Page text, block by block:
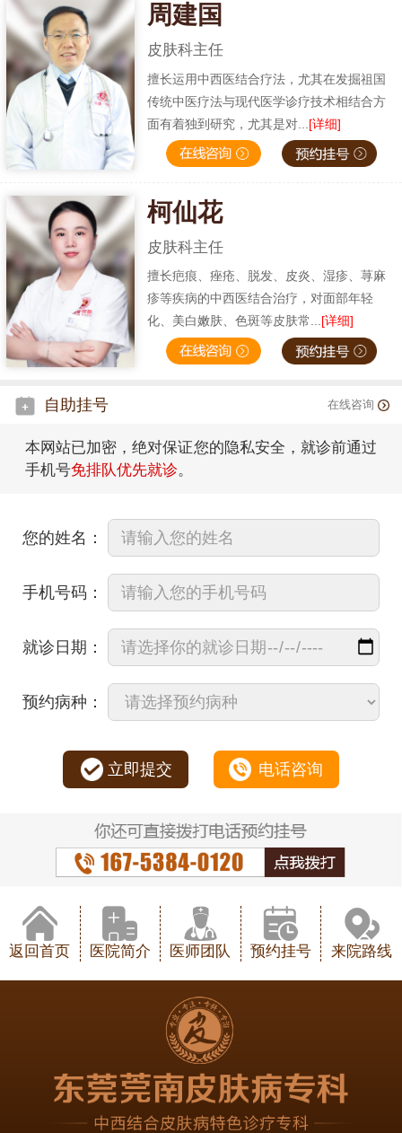
周建国
皮肤科主任
擅长运用中西医结合疗法，尤其在发掘祖国
传统中医疗法与现代医学诊疗技术相结合方
面有着独到研究，尤其是对... [详细]
柯仙花
皮肤科主任
擅长疤痕、痤疮、脱发、皮炎、湿疹、荨麻
疹等疾病的中西医结合治疗，对面部年轻
化、美白嫩肤、色斑等皮肤常...[详细]
自助挂号 在线咨询
本网站已加密，绝对保证您的隐私安全，就诊前通过
手机号免排队优先就诊。
您的姓名：
手机号码：
就诊日期：
预约病种：
立即提交 电话咨询
返回首页 医院简介 医师团队 预约挂号 来院路线